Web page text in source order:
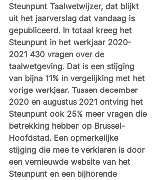
Steunpunt Taalwetwijzer, dat blijkt
uit het jaarverslag dat vandaag is
gepubliceerd. In totaal kreeg het
Steunpunt in het werkjaar 2020-
2021 430 vragen over de
taalwetgeving. Dat is een stijging
van bijna 11% in vergelijking met het
vorige werkjaar. Tussen december
2020 en augustus 2021 ontving het
Steunpunt ook 25% meer vragen die
betrekking hebben op Brussel-
Hoofdstad. Een opmerkelijke
stijging die mee te verklaren is door
een vernieuwde website van het
Steunpunt en een bijhorende